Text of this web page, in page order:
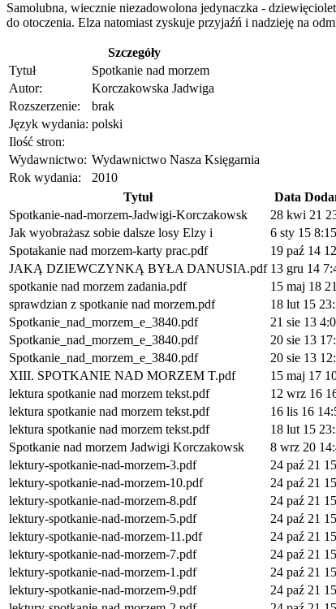
Samolubna, wiecznie niezadowolona jedynaczka -
do otoczenia. Elza natomiast zyskuje przyjaźń i nadzieję na
Szczegóły
Tytuł
Spotkanie nad morzem
Autor:
Korczakowska Jadwiga
Rozszerzenie:
brak
Język wydania: polski
Ilość stron:
Wydawnictwo: Wydawnictwo Nasza Księgarnia
Rok wydania:
2010
Tytuł
Data
Spotkanie-nad-morzem-Jadwigi-Korczakowsk
28 kwi 21
Jak wyobrażasz sobie dalsze losy Elzy i
6 sty 15 8:15
Spotakanie nad morzem-karty prac.pdf
19 paź 14
JAKĄ DZIEWCZYNKĄ BYŁA DANUSIA.pdf 13 gru 14
spotkanie nad morzem zadania.pdf
15 maj 18
sprawdzian z spotkanie nad morzem.pdf
18 lut 15
Spotkanie_nad_morzem_e_3840.pdf
21 sie 13
Spotkanie_nad_morzem_e_3840.pdf
20 sie 13
Spotkanie_nad_morzem_e_3840.pdf
20 sie 13
XIII. SPOTKANIE NAD MORZEM T.pdf
15 maj 17
lektura spotkanie nad morzem tekst.pdf
12 wrz 16
lektura spotkanie nad morzem tekst.pdf
16 lis 16
lektura spotkanie nad morzem tekst.pdf
18 lut 15
Spotkanie nad morzem Jadwigi Korczakowsk
8 wrz 20
lektury-spotkanie-nad-morzem-3.pdf
24 paź 21
lektury-spotkanie-nad-morzem-10.pdf
24 paź 21
lektury-spotkanie-nad-morzem-8.pdf
24 paź 21
lektury-spotkanie-nad-morzem-5.pdf
24 paź 21
lektury-spotkanie-nad-morzem-11.pdf
24 paź 21
lektury-spotkanie-nad-morzem-7.pdf
24 paź 21
lektury-spotkanie-nad-morzem-1.pdf
24 paź 21
lektury-spotkanie-nad-morzem-9.pdf
24 paź 21